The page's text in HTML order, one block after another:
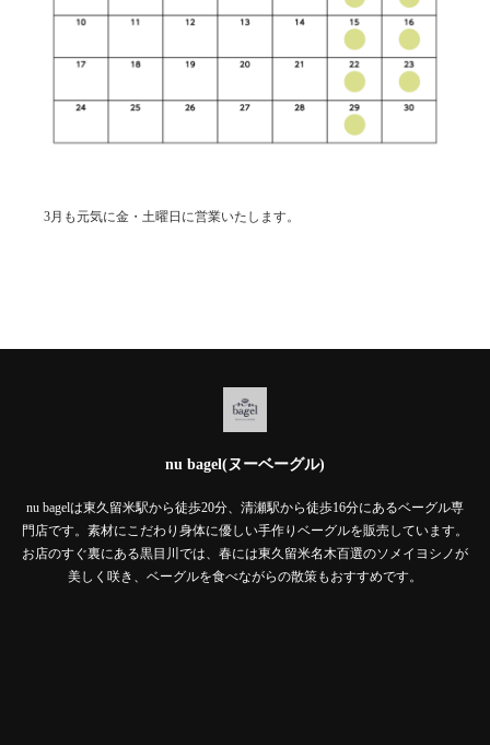
3月も元気に金・土曜日に営業いたします。
nu bagel(ヌーベーグル)
nu bagelは東久留米駅から徒歩20分、清瀬駅から徒歩16分にあるベーグル専
門店です。素材にこだわり身体に優しい手作りベーグルを販売しています。
お店のすぐ裏にある黒目川では、春には東久留米名木百選のソメイヨシノが
美しく咲き、ベーグルを食べながらの散策もおすすめです。